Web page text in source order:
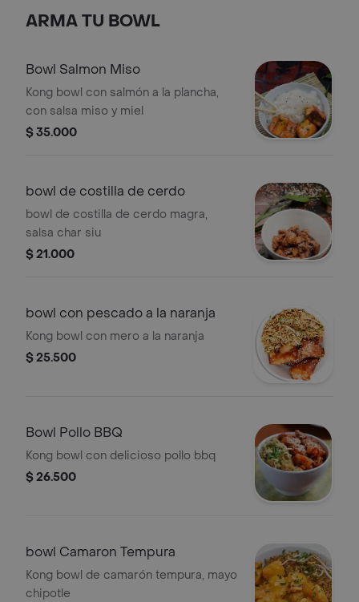
ARMA TU BOWL
Bowl Salmon Miso
Kong bowl con salmón a la plancha,
con salsa miso y miel
$ 35.000
bowl de costilla de cerdo
bowl de costilla de cerdo magra,
salsa char siu
$ 21.000
bowl con pescado a la naranja
Kong bowl con mero a la naranja
$ 25.500
Bowl Pollo BBQ
Kong bowl con delicioso pollo bbq
$ 26.500
bowl Camaron Tempura
Kong bowl de camarón tempura, mayo
chipotle